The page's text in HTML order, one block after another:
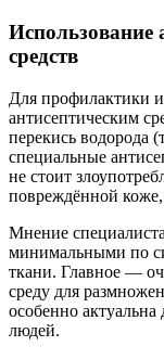
Использование
средств
Для профилактики
антисептическим
перекись водорода
специальные
не стоит
повреждённой
Мнение
минимальными по
ткани. Главное —
среду для
особенно
людей.